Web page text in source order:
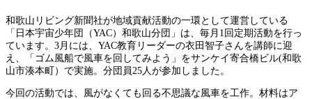
和歌山リビング新聞社が地域貢献活動の一環として運営している
「日本宇宙少年団（YAC）和歌山分団」は、毎月1回定期活動を行っ
ています。3月には、YAC教育リーダーの衣田智子さんを講師に迎
え、「ゴム風船で風車を回してみよう」をサンケイ寄合橋ビル(和歌
山市湊本町）で実施。分団員25人が参加しました。
今回の活動では、風がなくても回る不思議な風車を工作。材料はア